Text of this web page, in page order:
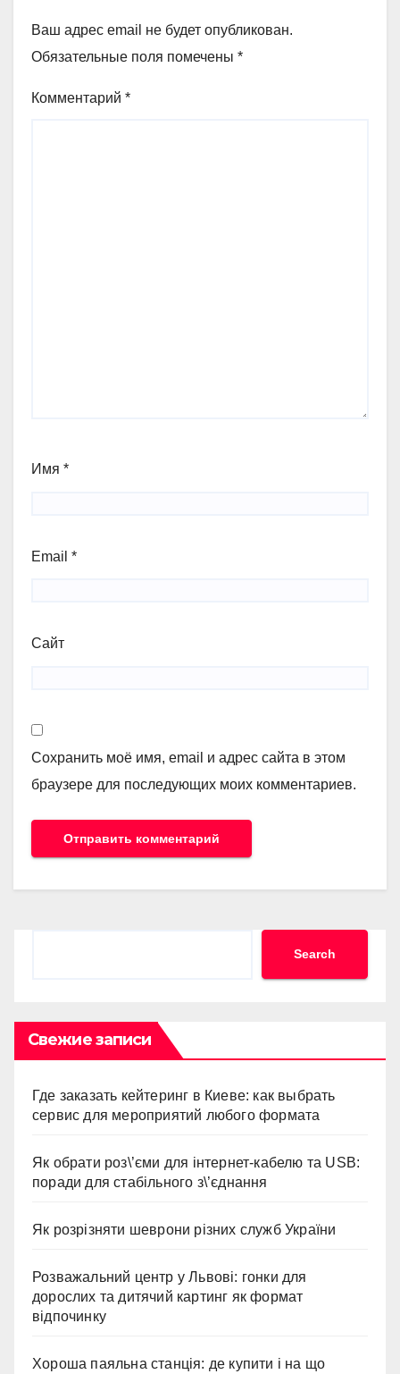
Ваш адрес email не будет опубликован.
Обязательные поля помечены *
Комментарий *
Имя *
Email *
Сайт
Сохранить моё имя, email и адрес сайта в этом
браузере для последующих моих комментариев.
Search
Свежие записи
Где заказать кейтеринг в Киеве: как выбрать
сервис для мероприятий любого формата
Як обрати роз\’єми для інтернет-кабелю та USB:
поради для стабільного з\’єднання
Як розрізняти шеврони різних служб України
Розважальний центр у Львові: гонки для
дорослих та дитячий картинг як формат
відпочинку
Хороша паяльна станція: де купити і на що